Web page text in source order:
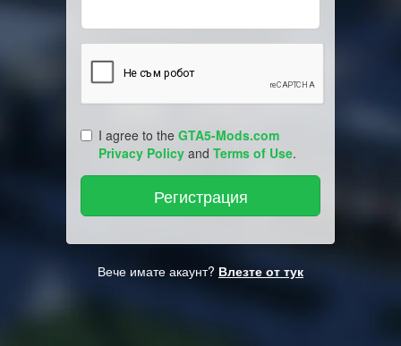
I agree to the GTA5-Mods.com
Privacy Policy and Terms of Use.
Вече имате акаунт? Влезте от тук